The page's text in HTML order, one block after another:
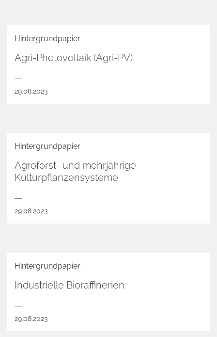
Hintergrundpapier
Agri-Photovoltaik (Agri-PV)
29.08.2023
Hintergrundpapier
Agroforst- und mehrjährige
Kulturpflanzensysteme
29.08.2023
Hintergrundpapier
Industrielle Bioraffinerien
29.08.2023